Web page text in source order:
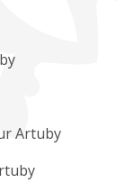
Artuby